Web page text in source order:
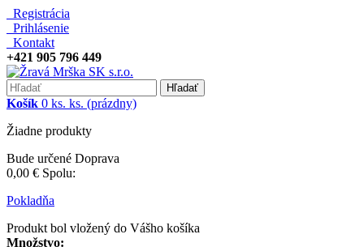
Registrácia
Prihlásenie
Kontakt
+421 905 796 449
Hľadať
Košík 0 ks. ks. (prázdny)
Žiadne produkty
Bude určené Doprava
0,00 € Spolu:
Pokladňa
Produkt bol vložený do Vášho košíka
Množstvo: